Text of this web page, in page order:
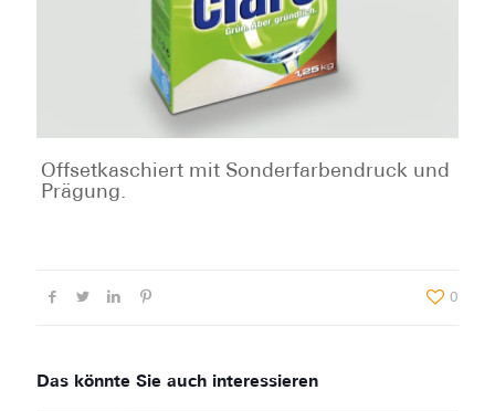
Offsetkaschiert mit Sonderfarbendruck und
Prägung.
0